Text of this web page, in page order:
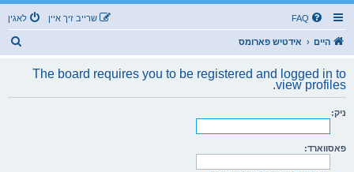
FAQ לאגין שרייב זיך איין
היים אידטיש פארומס
The board requires you to be registered and logged in to
view profiles.
ניק:
פאסווארד: